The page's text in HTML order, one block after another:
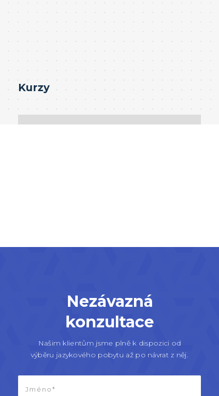
Kurzy
Nezávazná
konzultace
Našim klientům jsme plně k dispozici od
výběru jazykového pobytu až po návrat z něj.